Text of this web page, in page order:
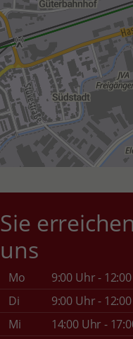
Sie erreichen
uns
Mo
9:00 Uhr -
Di
9:00 Uhr -
Mi
14:00 Uhr -